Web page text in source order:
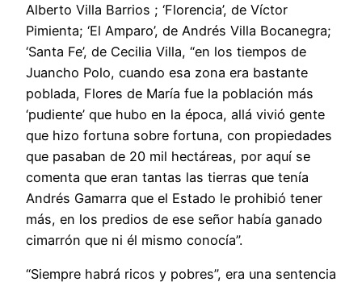
Alberto Villa Barrios ; ‘Florencia’, de Víctor
Pimienta; ‘El Amparo’, de Andrés Villa Bocanegra;
‘Santa Fe’, de Cecilia Villa, “en los tiempos de
Juancho Polo, cuando esa zona era bastante
poblada, Flores de María fue la población más
‘pudiente’ que hubo en la época, allá vivió gente
que hizo fortuna sobre fortuna, con propiedades
que pasaban de 20 mil hectáreas, por aquí se
comenta que eran tantas las tierras que tenía
Andrés Gamarra que el Estado le prohibió tener
más, en los predios de ese señor había ganado
cimarrón que ni él mismo conocía”.
“Siempre habrá ricos y pobres”, era una sentencia